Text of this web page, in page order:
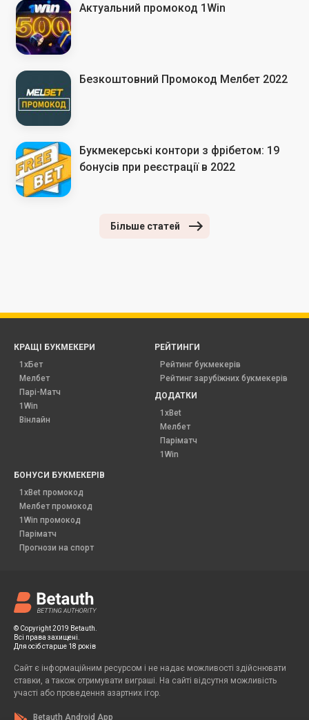
Актуальний промокод 1Win
Безкоштовний Промокод Мелбет 2022
Букмекерські контори з фрібетом: 19
бонусів при реєстрації в 2022
Більше статей
© Copyright 2019 Betauth.
Всі права захищені.
Для осіб старше 18 років
Сайт є інформаційним ресурсом і не надає можливості здійснювати
ставки, а також отримувати виграші. На сайті відсутня можливість
участі або проведення азартних ігор.
Betauth Android App
КРАЩІ БУКМЕКЕРИ
1хБет
Мелбет
Парі-Матч
1Win
Вінлайн
РЕЙТИНГИ
Рейтинг букмекерів
Рейтинг зарубіжних букмекерів
ДОДАТКИ
1xBet
Мелбет
Паріматч
1Win
БОНУСИ БУКМЕКЕРІВ
1xBet промокод
Мелбет промокод
1Win промокод
Паріматч
Прогнози на спорт